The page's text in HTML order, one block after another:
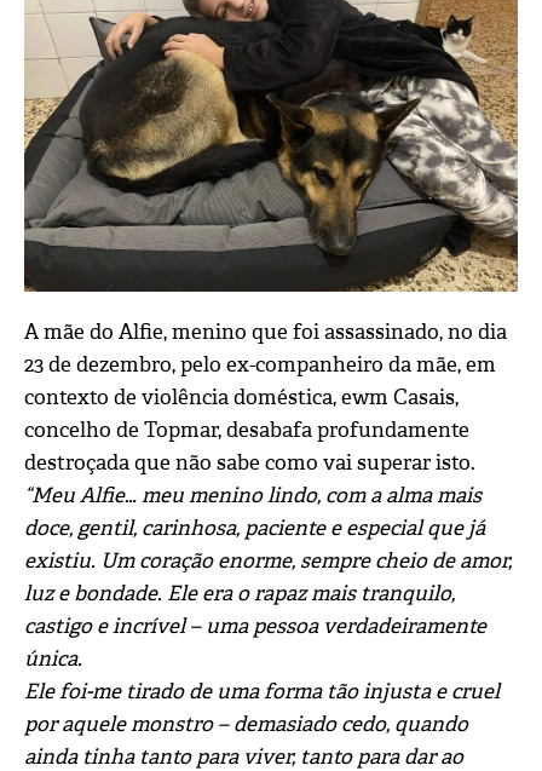
A mãe do Alfie, menino que foi assassinado, no dia
23 de dezembro, pelo ex-companheiro da mãe, em
contexto de violência doméstica, ewm Casais,
concelho de Topmar, desabafa profundamente
destroçada que não sabe como vai superar isto.
“Meu Alfie… meu menino lindo, com a alma mais
doce, gentil, carinhosa, paciente e especial que já
existiu. Um coração enorme, sempre cheio de amor,
luz e bondade. Ele era o rapaz mais tranquilo,
castigo e incrível – uma pessoa verdadeiramente
única.
Ele foi-me tirado de uma forma tão injusta e cruel
por aquele monstro – demasiado cedo, quando
ainda tinha tanto para viver, tanto para dar ao